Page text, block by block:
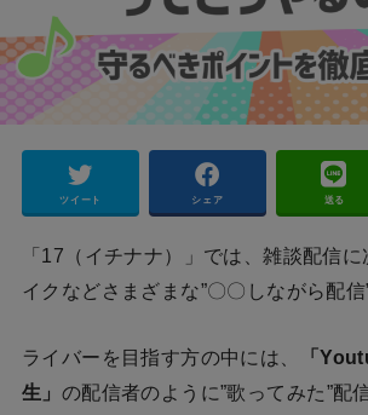
ツイート シェア 送る
「17（イチナナ）」では、雑談配信
イクなどさまざまな”〇〇しながら配信
ライバーを目指す方の中には、 「
生」 の配信者のように”歌ってみた”配